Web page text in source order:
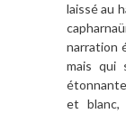
laissé au
narration
mais qui
et blanc,